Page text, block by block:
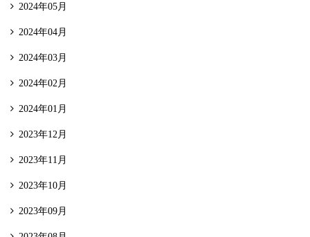
2024年05月
2024年04月
2024年03月
2024年02月
2024年01月
2023年12月
2023年11月
2023年10月
2023年09月